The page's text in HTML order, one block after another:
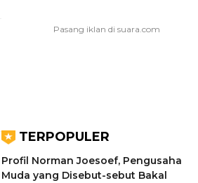
TERPOPULER
Profil Norman Joesoef, Pengusaha
Muda yang Disebut-sebut Bakal